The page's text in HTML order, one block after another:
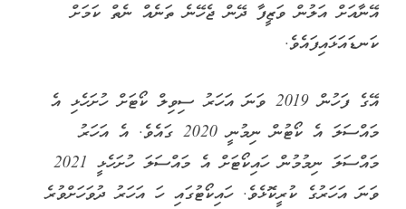
އޭނާއަށް އަލުން ވަޒީފާ ދޭން ޖެހޭނެ ތަނެއް ނެތް ކަމަށް
ކަނޑައަޅައިފައެވެ.
އޭގެ ފަހުން 2019 ވަނަ އަހަރު ސިވިލް ކޯޓަށް ހުށަހެޅި އެ
މައްސަލަ އެ ކޯޓުން ނިމުނީ 2020 ގައެވެ. އެ އަހަރު
މައްސަލަ ނިމުމުން ހައިކޯޓަށް އެ މައްސަލަ ހުށަހެޅީ 2021
ވަނަ އަހަރުގެ ކުރީކޮޅެވެ. ހައިކޯޓުގައި ހަ އަހަރު ދުވަހަށްވުރެ